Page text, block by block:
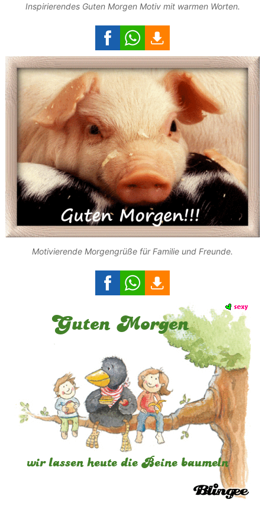
Inspirierendes Guten Morgen Motiv mit warmen Worten.
Motivierende Morgengrüße für Familie und Freunde.